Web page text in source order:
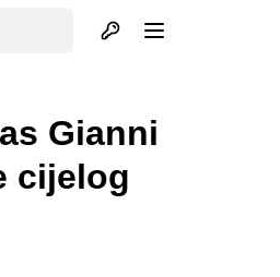
Otvori profil
Gianni
cijelog